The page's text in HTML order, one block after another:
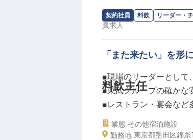
ーー【現場を動かし、
成まで、幅広くお任せし
単にチームをまとめる
ホテルのファンを増や
充実した福利厚生とグ
を目指せる環境です。
東武グループの安定し
か。
契約社員 料飲 リーダー・
料飲主任
求人情報：株式会社東武ホ
員求人
「また来たい」を形
■現場のリーダーとして
■東武グループの確かな
■レストラン・宴会など
■東京エリアのフラッグ
業態 その他宿泊施設
勤務地 東京都墨田区錦糸